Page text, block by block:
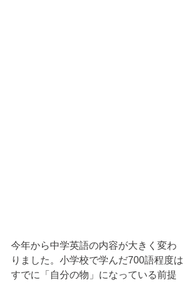
今年から中学英語の内容が大きく変わ
りました。小学校で学んだ700語程度は
すでに「自分の物」になっている前提